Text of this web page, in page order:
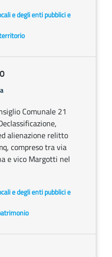
e degli enti pubblici e
Comunale 21
alienazione relitto
compreso tra via
e vico Margotti nel
e degli enti pubblici e